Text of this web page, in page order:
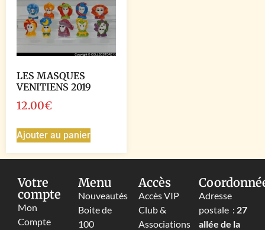
LES MASQUES
VENITIENS 2019
12.00€
Ajouter au panier
Votre
compte
Mon
Compte
Menu
Nouveautés
Boite de
100
Accès
Accès VIP
Club &
Associations
Adresse
postale : 27
allée de la